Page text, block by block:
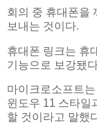
회의 중 휴대폰을
보내는 것이다.
휴대폰 링크는 휴
기능으로 보강됐
마이크로소프트
윈도우 11 스타일
할 것이라고 말했